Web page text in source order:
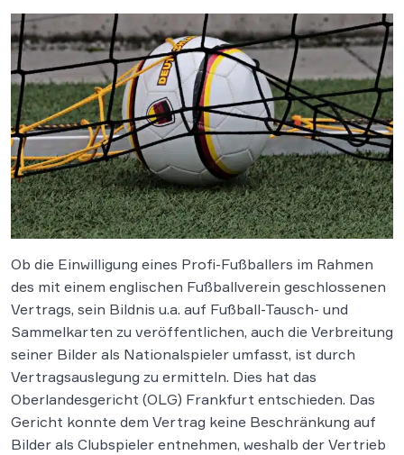
Ob die Einwilligung eines Profi-Fußballers im Rahmen
des mit einem englischen Fußballverein geschlossenen
Vertrags, sein Bildnis u.a. auf Fußball-Tausch- und
Sammelkarten zu veröffentlichen, auch die Verbreitung
seiner Bilder als Nationalspieler umfasst, ist durch
Vertragsauslegung zu ermitteln. Dies hat das
Oberlandesgericht (OLG) Frankfurt entschieden. Das
Gericht konnte dem Vertrag keine Beschränkung auf
Bilder als Clubspieler entnehmen, weshalb der Vertrieb